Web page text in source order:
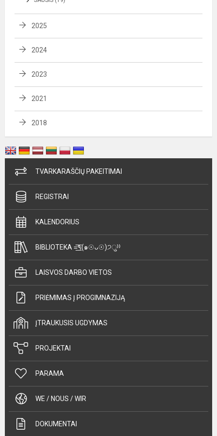
2025
2024
2023
2021
2018
TVARKARAŠČIŲ PAKEITIMAI
REGISTRAI
KALENDORIUS
BIBLIOTEKA =͟͟͞͞٩(๑☉ᴗ☉)੭ु⁾⁾
LAISVOS DARBO VIETOS
PRIĖMIMAS Į PROGIMNAZIJĄ
ĮTRAUKUSIS UGDYMAS
PROJEKTAI
PARAMA
WE / NOUS / WIR
DOKUMENTAI